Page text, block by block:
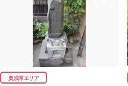
奥浅草エリア